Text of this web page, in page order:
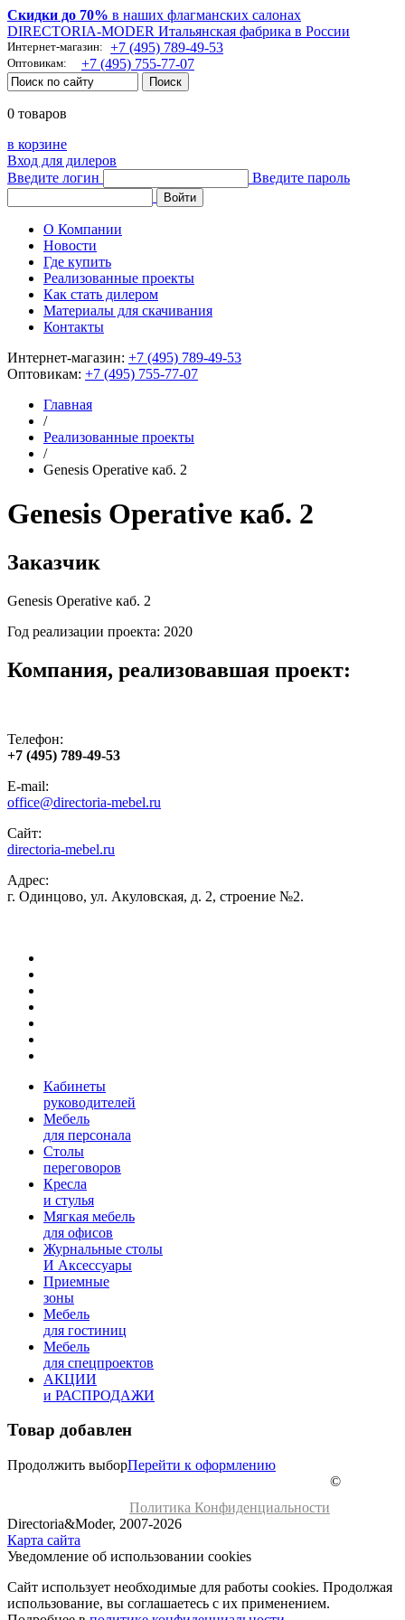
Скидки до 70% в наших флагманских салонах
DIRECTORIA-MODER Итальянская фабрика в России
Интернет-магазин: +7 (495) 789-49-53
Оптовикам: +7 (495) 755-77-07
0 товаров
в корзине
Вход для дилеров
Введите логин
Введите пароль
О Компании
Новости
Где купить
Реализованные проекты
Как стать дилером
Материалы для скачивания
Контакты
Интернет-магазин: +7 (495) 789-49-53
Оптовикам: +7 (495) 755-77-07
Главная
/
Реализованные проекты
/
Genesis Operative каб. 2
Genesis Operative каб. 2
Заказчик
Genesis Operative каб. 2
Год реализации проекта: 2020
Компания, реализовавшая проект:
Телефон:
+7 (495) 789-49-53
E-mail:
office@directoria-mebel.ru
Сайт:
directoria-mebel.ru
Адрес:
г. Одинцово, ул. Акуловская, д. 2, строение №2.
Кабинеты
руководителей
Мебель
для персонала
Столы
переговоров
Кресла
и стулья
Мягкая мебель
для офисов
Журнальные столы
И Аксессуары
Приемные
зоны
Мебель
для гостиниц
Мебель
для cпецпроектов
АКЦИИ
и РАСПРОДАЖИ
Товар добавлен
Продолжить выборПерейти к оформлению
Политика Конфиденциальности
©
Directoria&Moder, 2007-2026
Карта сайта
Уведомление об использовании cookies
Сайт использует необходимые для работы cookies. Продолжая
использование, вы соглашаетесь с их применением.